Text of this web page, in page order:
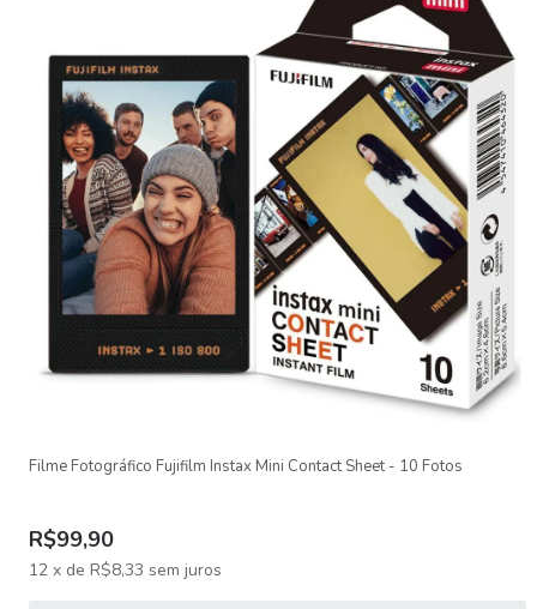
Peso: 70 gramas
Garantia: 03 meses
Filme Fotográfico Fujifilm Instax Mini Contact Sheet - 10 Fotos
R$99,90
12 x de R$8,33 sem juros